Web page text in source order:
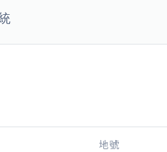
黨產資料庫
地號